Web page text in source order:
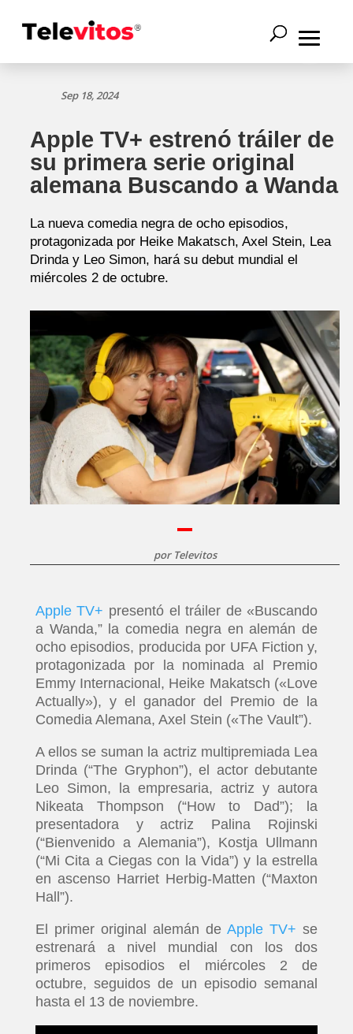
Sep 18, 2024
Apple TV+ estrenó tráiler de
su primera serie original
alemana Buscando a Wanda
La nueva comedia negra de ocho episodios,
protagonizada por Heike Makatsch, Axel Stein, Lea
Drinda y Leo Simon, hará su debut mundial el
miércoles 2 de octubre.
por Televitos
Apple TV+ presentó el tráiler de «Buscando
a Wanda,” la comedia negra en alemán de
ocho episodios, producida por UFA Fiction y,
protagonizada por la nominada al Premio
Emmy Internacional, Heike Makatsch («Love
Actually»), y el ganador del Premio de la
Comedia Alemana, Axel Stein («The Vault”).
A ellos se suman la actriz multipremiada Lea
Drinda (“The Gryphon”), el actor debutante
Leo Simon, la empresaria, actriz y autora
Nikeata Thompson (“How to Dad”); la
presentadora y actriz Palina Rojinski
(“Bienvenido a Alemania”), Kostja Ullmann
(“Mi Cita a Ciegas con la Vida”) y la estrella
en ascenso Harriet Herbig-Matten (“Maxton
Hall”).
El primer original alemán deApple TV+ se
estrenará a nivel mundial con los dos
primeros episodios el miércoles 2 de
octubre, seguidos de un episodio semanal
hasta el 13 de noviembre.